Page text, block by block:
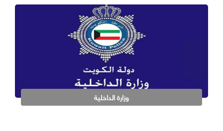
وزارة الداخلية